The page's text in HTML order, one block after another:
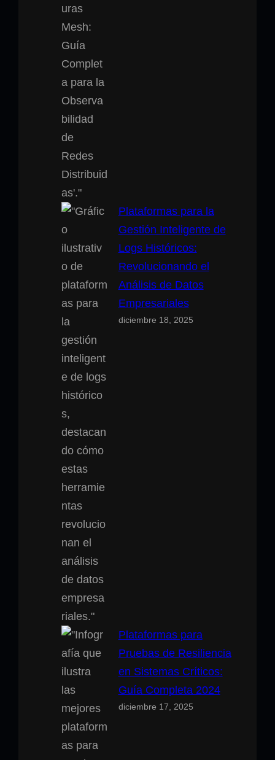
Plataformas para la
Gestión Inteligente de
Logs Históricos:
Revolucionando el
Análisis de Datos
Empresariales
diciembre 18, 2025
Plataformas para
Pruebas de Resiliencia
en Sistemas Críticos:
Guía Completa 2024
diciembre 17, 2025